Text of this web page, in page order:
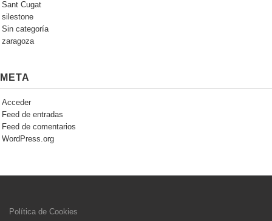
Sant Cugat
silestone
Sin categoría
zaragoza
META
Acceder
Feed de entradas
Feed de comentarios
WordPress.org
Política de Cookies